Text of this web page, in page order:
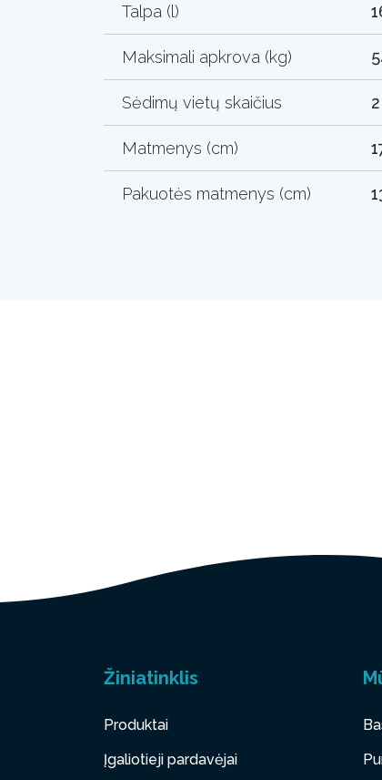
Talpa (l)
Maksimali apkrova (kg)
Sėdimų vietų skaičius 2
Matmenys (cm)
Pakuotės matmenys (cm)
Žiniatinklis
Produktai
Įgaliotieji pardavėjai